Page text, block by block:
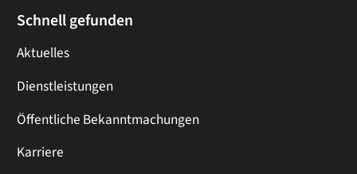
Schnell gefunden
Aktuelles
Dienstleistungen
Öffentliche Bekanntmachungen
Karriere